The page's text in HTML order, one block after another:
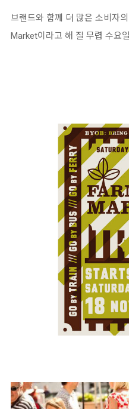
브랜드와 함께 더 많은 소비자
Market이라고 해 질 무렵 수요